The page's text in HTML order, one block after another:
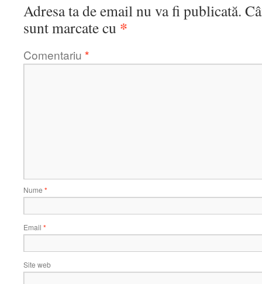
Adresa ta de email nu va fi publicată.
sunt marcate cu *
Comentariu *
Nume *
Email *
Site web